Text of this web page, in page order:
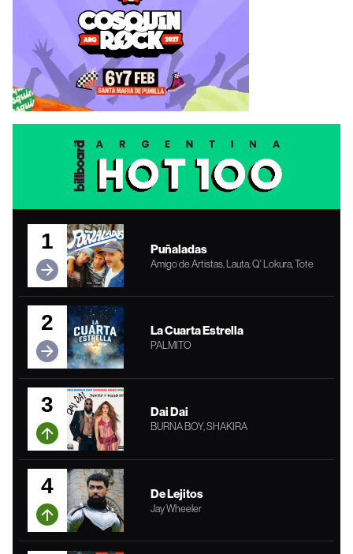
1 Puñaladas
Amigo de Artistas, Lauta, Q' Lokura, Tote
2 La Cuarta Estrella
PALMITO
3 Dai Dai
BURNA BOY, SHAKIRA
4 De Lejitos
Jay Wheeler